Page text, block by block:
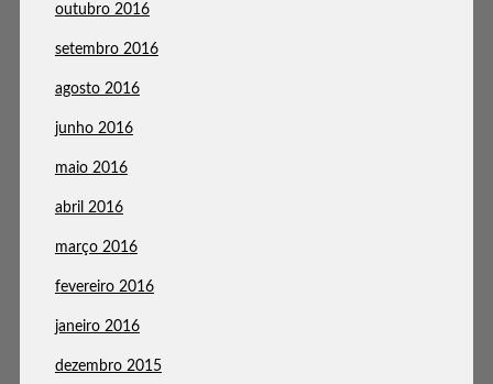
outubro 2016
setembro 2016
agosto 2016
junho 2016
maio 2016
abril 2016
março 2016
fevereiro 2016
janeiro 2016
dezembro 2015